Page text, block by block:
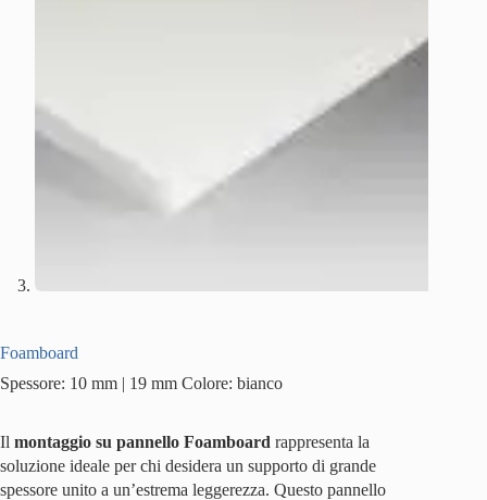
Foamboard
Spessore: 10 mm | 19 mm Colore: bianco
Il montaggio su pannello Foamboard rappresenta la
soluzione ideale per chi desidera un supporto di grande
spessore unito a un’estrema leggerezza. Questo pannello